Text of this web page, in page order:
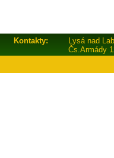
Kontakty: Lysá nad
Čs.Armády